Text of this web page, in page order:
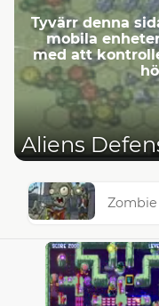
Tyvärr denna
mobila
med att
Aliens
Zombie